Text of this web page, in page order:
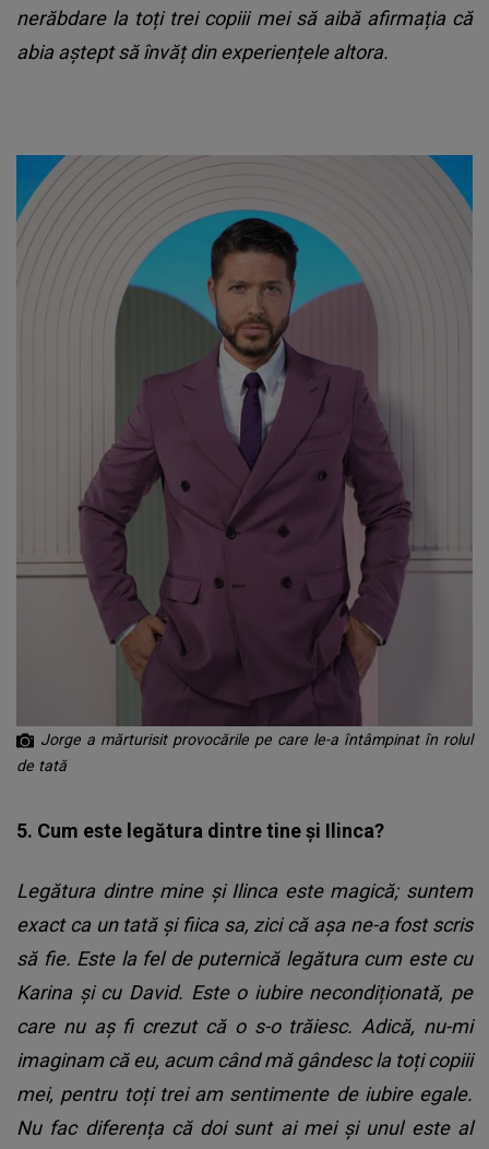
nerăbdare la toți trei copiii mei să aibă afirmația că
abia aștept să învăț din experiențele altora.
Jorge a mărturisit provocările pe care le-a întâmpinat în rolul
de tată
5. Cum este legătura dintre tine și Ilinca?
Legătura dintre mine și Ilinca este magică; suntem
exact ca un tată și fiica sa, zici că așa ne-a fost scris
să fie. Este la fel de puternică legătura cum este cu
Karina și cu David. Este o iubire necondiționată, pe
care nu aș fi crezut că o s-o trăiesc. Adică, nu-mi
imaginam că eu, acum când mă gândesc la toți copiii
mei, pentru toți trei am sentimente de iubire egale.
Nu fac diferența că doi sunt ai mei și unul este al